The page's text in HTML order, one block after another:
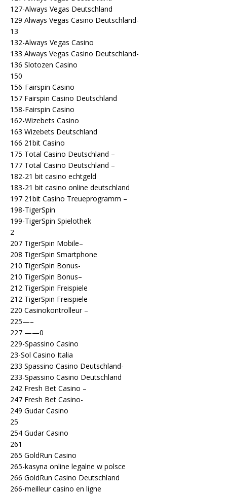
127-Always Vegas Deutschland
129 Always Vegas Casino Deutschland-
13
132-Always Vegas Casino
133 Always Vegas Casino Deutschland-
136 Slotozen Casino
150
156-Fairspin Casino
157 Fairspin Casino Deutschland
158-Fairspin Casino
162-Wizebets Casino
163 Wizebets Deutschland
166 21bit Casino
175 Total Casino Deutschland –
177 Total Casino Deutschland –
182-21 bit casino echtgeld
183-21 bit casino online deutschland
197 21bit Casino Treueprogramm –
198-TigerSpin
199-TigerSpin Spielothek
2
207 TigerSpin Mobile–
208 TigerSpin Smartphone
210 TigerSpin Bonus-
210 TigerSpin Bonus–
212 TigerSpin Freispiele
212 TigerSpin Freispiele-
220 Casinokontrolleur –
225—–
227 ——0
229-Spassino Casino
23-Sol Casino Italia
233 Spassino Casino Deutschland-
233-Spassino Casino Deutschland
242 Fresh Bet Casino –
247 Fresh Bet Casino-
249 Gudar Casino
25
254 Gudar Casino
261
265 GoldRun Casino
265-kasyna online legalne w polsce
266 GoldRun Casino Deutschland
266-meilleur casino en ligne